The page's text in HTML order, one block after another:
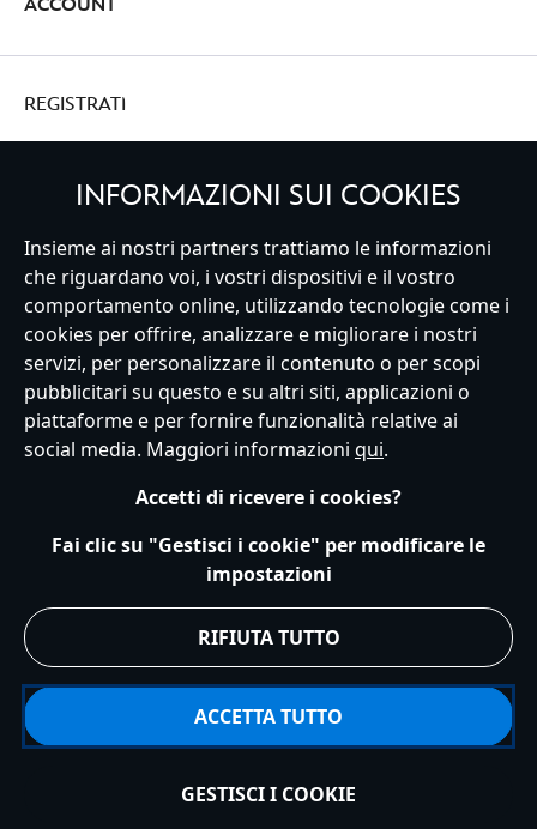
Aggiungi al carrello
ACCOUNT
REGISTRATI
Italy
Servizio Clienti Termini d'Uso Trova Negozio
Mappa del Sito
Normativa Europea sul trattamento dei dati personali
Informativa sulla privacy
Politica dei Cookie
Informativa sulla privacy UE
Termini e Condizioni generali
Gestisci le impostazioni dei Cookies
s172 Statements
INFORMAZIONI SUI COOKIES
Insieme ai nostri partners trattiamo le informazioni
che riguardano voi, i vostri dispositivi e il vostro
comportamento online, utilizzando tecnologie come i
cookies per offrire, analizzare e migliorare i nostri
servizi, per personalizzare il contenuto o per scopi
pubblicitari su questo e su altri siti, applicazioni o
piattaforme e per fornire funzionalità relative ai
social media. Maggiori informazioni qui.
Accetti di ricevere i cookies?
Fai clic su "Gestisci i cookie" per modificare le
impostazioni
RIFIUTA TUTTO
ACCETTA TUTTO
GESTISCI I COOKIE